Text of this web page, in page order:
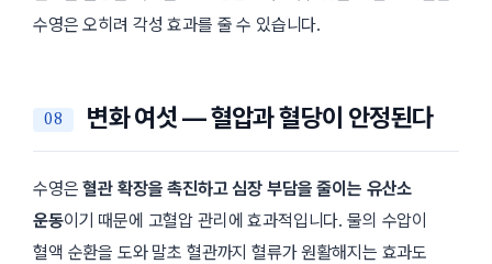
수영은 오히려 각성 효과를 줄 수 있습니다.
변화 여섯 — 혈압과 혈당이 안정된다
수영은혈관 확장을 촉진하고 심장 부담을 줄이는 유산소
운동이기 때문에 고혈압 관리에 효과적입니다. 물의 수압이
혈액 순환을 도와 말초 혈관까지 혈류가 원활해지는 효과도